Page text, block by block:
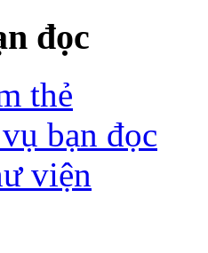
đọc
thẻ
bạn đọc
viện